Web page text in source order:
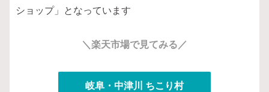
ショップ」となっています
＼楽天市場で見てみる／
岐阜・中津川 ちこり村